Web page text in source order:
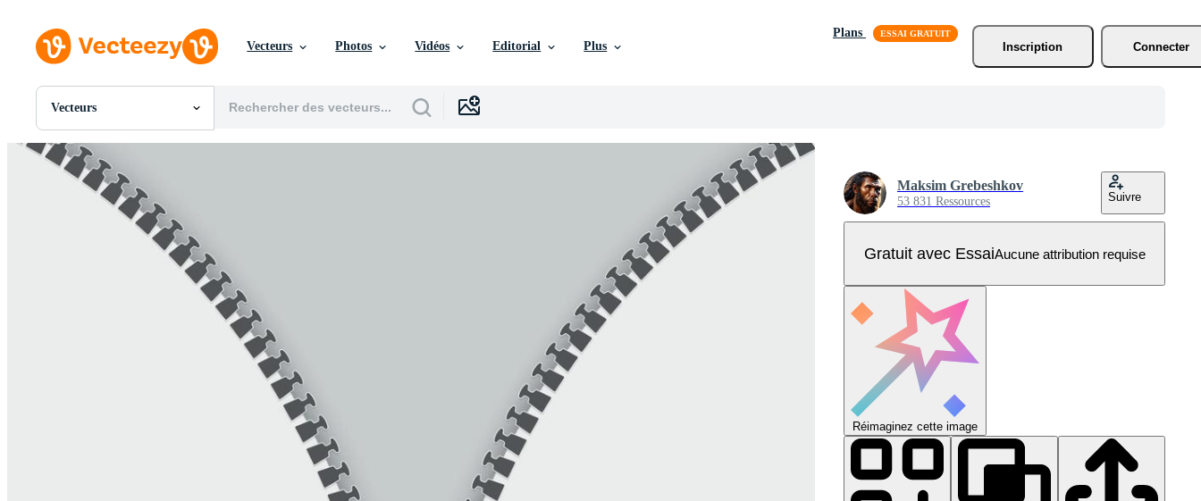
Vecteurs Photos Vidéos Editorial Plus
Plans
Inscription
Connecter
Vecteurs
Toutes Images
Photos
PNGs
PSDs
Maksim Grebeshkov
53 831 Ressources Suivre
Gratuit avec EssaiAucune attribution requise
Réimaginez cette image